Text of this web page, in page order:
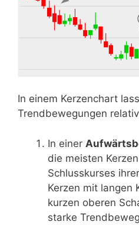
In einem Kerzenchart
Trendbewegungen
In einer
die meisten
Schlusskurses
Kerzen mit langen
kurzen oberen
starke